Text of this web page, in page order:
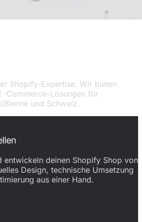
Shopify-Expertise. Wir bieten
Commerce-Lösungen für
Bienne und Schweiz.
entwickeln deinen Shopify Shop von
Design, technische Umsetzung
aus einer Hand.